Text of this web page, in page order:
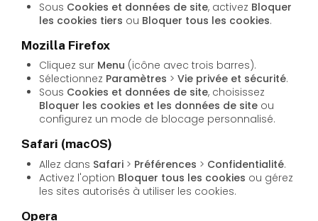
Sous Cookies et données de site, activez Bloquer
les cookies tiers ou Bloquer tous les cookies.
Mozilla Firefox
Cliquez sur Menu (icône avec trois barres).
Sélectionnez Paramètres >Vie privée et sécurité.
Sous Cookies et données de site, choisissez
Bloquer les cookies et les données de site ou
configurez un mode de blocage personnalisé.
Safari (macOS)
Allez dans Safari > Préférences > Confidentialité.
Activez l'option Bloquer tous les cookies ou gérez
les sites autorisés à utiliser les cookies.
Opera